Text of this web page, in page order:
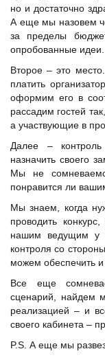
но и достаточно
А еще мы назовем
за пределы
опробованные идеи.
Второе – это
платить
оформим его в
рассадим гостей
а участвующие в
Далее –
назначить своего
Мы не
понравится ли
Мы знаем, когда
проводить
нашим ведущим у
контроля со
можем обеспечить и
Все еще
сценарий , найдем
реализацией – и
своего кабинета –
P.S. А еще мы